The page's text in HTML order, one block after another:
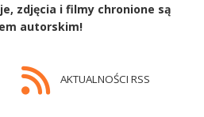
zdjęcia i filmy chronione są
autorskim!
AKTUALNOŚCI RSS